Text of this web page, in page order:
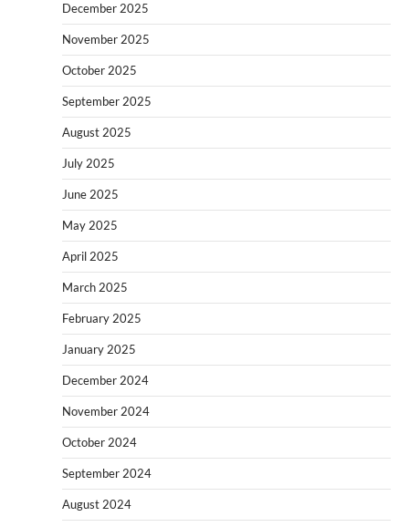
December 2025
November 2025
October 2025
September 2025
August 2025
July 2025
June 2025
May 2025
April 2025
March 2025
February 2025
January 2025
December 2024
November 2024
October 2024
September 2024
August 2024